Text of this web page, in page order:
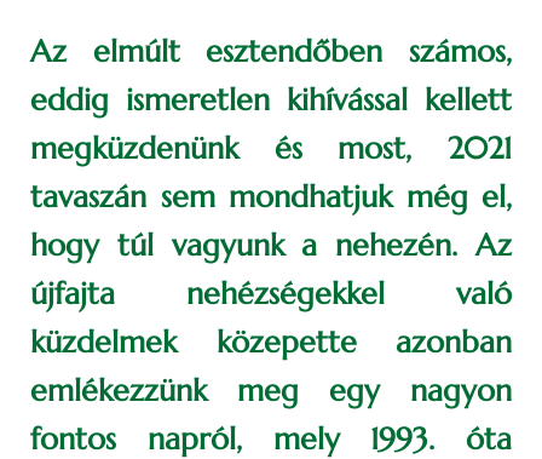
Az elmúlt esztendőben számos,
eddig ismeretlen kihívással kellett
megküzdenünk és most, 2021
tavaszán sem mondhatjuk még el,
hogy túl vagyunk a nehezén. Az
újfajta nehézségekkel való
küzdelmek közepette azonban
emlékezzünk meg egy nagyon
fontos napról, mely 1993. óta